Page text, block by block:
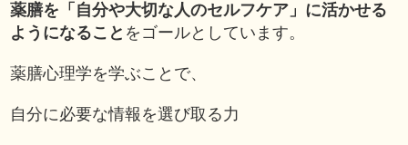
薬膳を「自分や大切な人のセルフケア」に活かせる
ようになること をゴールとしています。
薬膳心理学を学ぶことで、
自分に必要な情報を選び取る力